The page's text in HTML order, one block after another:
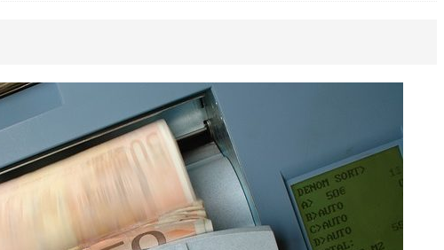
RADY A TIPY
Zděděná nemovitost: Prodej bez stresu a rodinných sporů
Bolest zad, napětí v těle a nespavost: Praktické tipy, jak si
NOVINKY